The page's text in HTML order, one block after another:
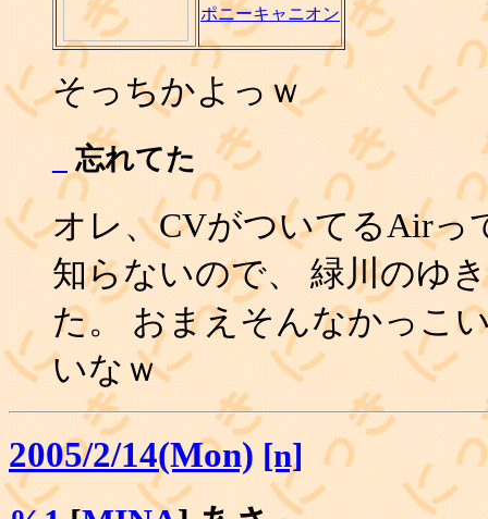
ポニーキャニオン
そっちかよっｗ
忘れてた
オレ、CVがついてるAirっ
知らないので、 緑川のゆ
た。 おまえそんなかっこ
いなｗ
2005/2/14(Mon) [n]